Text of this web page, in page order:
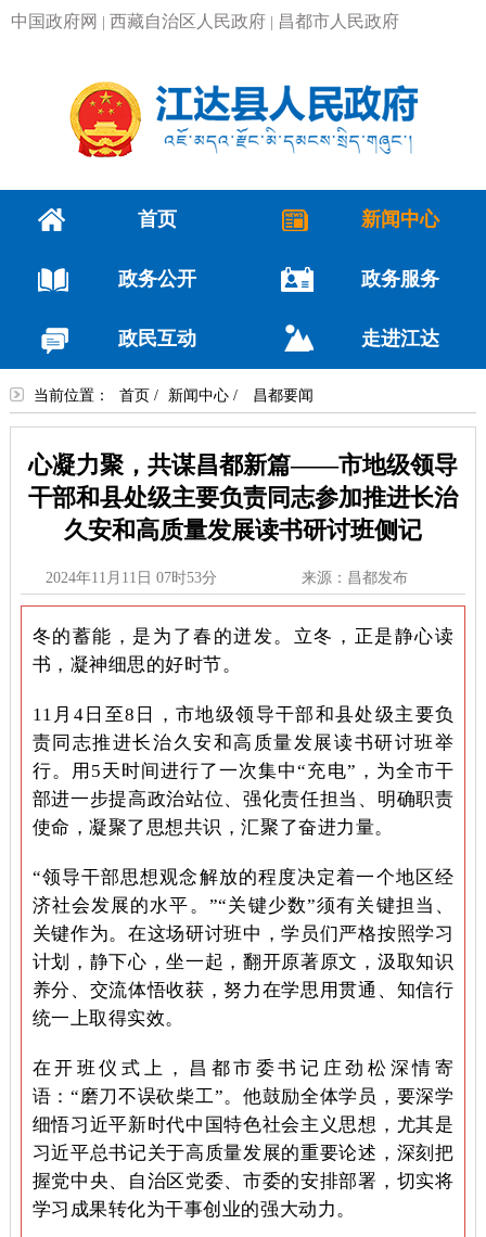
中国政府网 西藏自治区人民政府 昌都市人民政府
首页 新闻中心
政务公开 政务服务
政民互动 走进江达
当前位置： 首页 / 新闻中心/ 昌都要闻
心凝力聚，共谋昌都新篇——市地级领导
干部和县处级主要负责同志参加推进长治
久安和高质量发展读书研讨班侧记
2024年11月11日 07时53分 来源：昌都发布
冬的蓄能，是为了春的迸发。立冬，正是静心读
书，凝神细思的好时节。
11月4日至8日，市地级领导干部和县处级主要负
责同志推进长治久安和高质量发展读书研讨班举
行。用5天时间进行了一次集中“充电”，为全市干
部进一步提高政治站位、强化责任担当、明确职责
使命，凝聚了思想共识，汇聚了奋进力量。
“领导干部思想观念解放的程度决定着一个地区经
济社会发展的水平。”“关键少数”须有关键担当、
关键作为。在这场研讨班中，学员们严格按照学习
计划，静下心，坐一起，翻开原著原文，汲取知识
养分、交流体悟收获，努力在学思用贯通、知信行
统一上取得实效。
在开班仪式上，昌都市委书记庄劲松深情寄
语：“磨刀不误砍柴工”。他鼓励全体学员，要深学
细悟习近平新时代中国特色社会主义思想，尤其是
习近平总书记关于高质量发展的重要论述，深刻把
握党中央、自治区党委、市委的安排部署，切实将
学习成果转化为干事创业的强大动力。